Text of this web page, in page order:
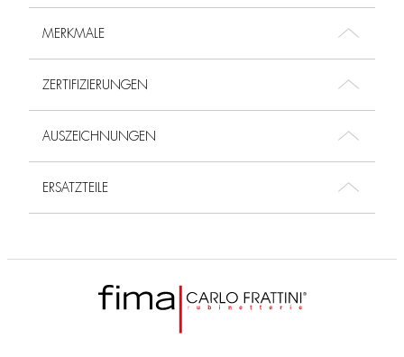
MERKMALE
ZERTIFIZIERUNGEN
AUSZEICHNUNGEN
ERSATZTEILE